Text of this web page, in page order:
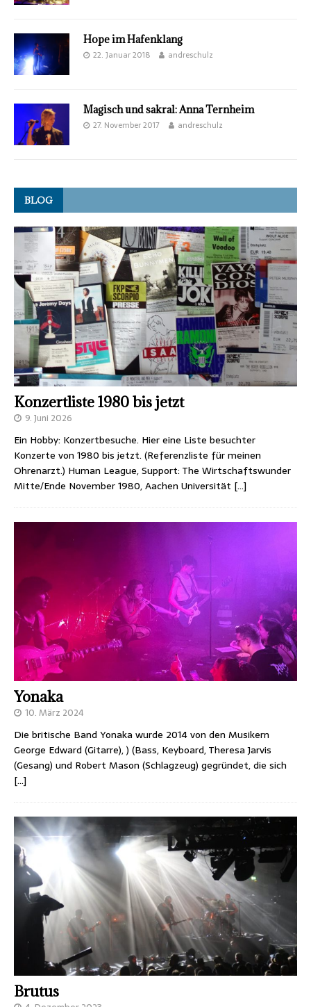
Hope im Hafenklang
22. Januar 2018 andreschulz
Magisch und sakral: Anna Ternheim
27. November 2017 andreschulz
BLOG
Konzertliste 1980 bis jetzt
9. Juni 2026
Ein Hobby: Konzertbesuche. Hier eine Liste besuchter
Konzerte von 1980 bis jetzt. (Referenzliste für meinen
Ohrenarzt.) Human League, Support: The Wirtschaftswunder
Mitte/Ende November 1980, Aachen Universität […]
Yonaka
10. März 2024
Die britische Band Yonaka wurde 2014 von den Musikern
George Edward (Gitarre), ) (Bass, Keyboard, Theresa Jarvis
(Gesang) und Robert Mason (Schlagzeug) gegründet, die sich
[…]
Brutus